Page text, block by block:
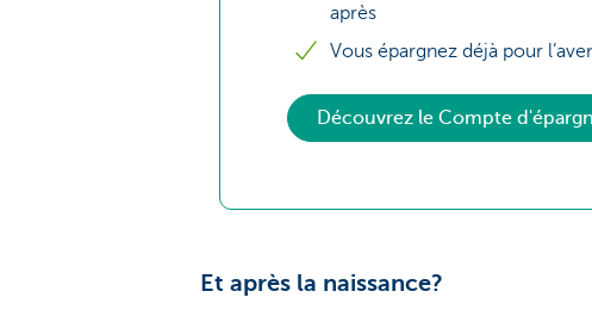
après
Vous épargnez déjà pour
Découvrez le Compte
Et après la naissance?